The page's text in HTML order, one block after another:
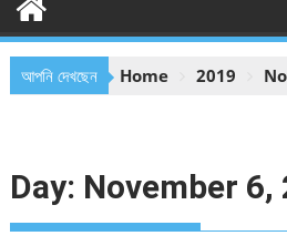
আপনি দেখছেন Home 2019
Day: November 6,